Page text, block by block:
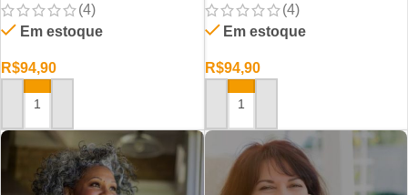
(4)
Em estoque
R$94,90
ADICIONAR AO CARRINHO
(4)
Em estoque
R$94,90
ADICIONAR AO CARRINHO